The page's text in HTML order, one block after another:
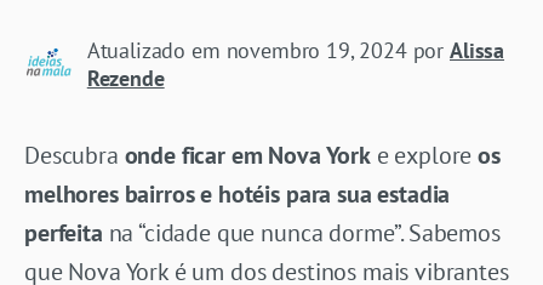
Atualizado em novembro 19, 2024por Alissa
Rezende
Descubra onde ficar em Nova Yorke exploreos
melhores bairros e hotéis para sua estadia
perfeita na “cidade que nunca dorme”. Sabemos
que Nova York é um dos destinos mais vibrantes